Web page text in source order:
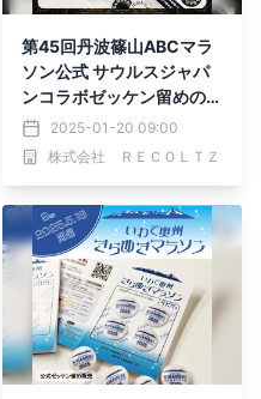
第45回丹波篠山ABCマラ
ソン公式 サウルスジャパ
ンコラボゼッケン留めの販
売を開始2025-01-20 09:00
株式会社 ＲＥＣＯＬＴＺ